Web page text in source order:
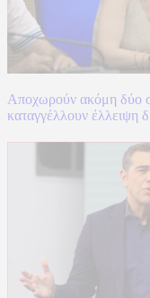
Αποχωρούν ακόμη δύο
καταγγέλλουν έλλειψη